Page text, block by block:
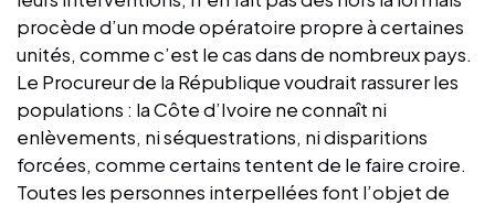
procède d’un mode opératoire propre à certaines
unités, comme c’est le cas dans de nombreux pays.
Le Procureur de la République voudrait rassurer les
populations : la Côte d’Ivoire ne connaît ni
enlèvements, ni séquestrations, ni disparitions
forcées, comme certains tentent de le faire croire.
Toutes les personnes interpellées font l’objet de